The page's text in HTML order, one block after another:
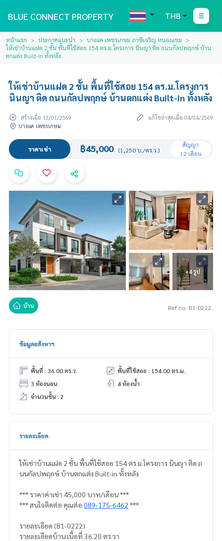
BLUE CONNECT PROPERTY THB
หน้าแรก ประกาศแนะนำ
บางแค เพชรเกษม ภาษีเจริญ หนองแขม
ให้เช่าบ้านแฝด 2 ชั้น พื้นที่ใช้สอย 154 ตร.ม.โครงการ นินญา ติด ถนนกัลปพฤกษ์ บ้าน
ตกแต่ง Built-in ทั้งหลัง
ให้เช่าบ้านแฝด 2 ชั้น พื้นที่ใช้สอย 154 ตร.ม.โครงการ
นินญา ติด ถนนกัลปพฤกษ์ บ้านตกแต่ง Built-in ทั้งหลัง
สร้างเมื่อ 13/01/2569
แก้ไขล่าสุดเมื่อ 04/04/2569
บางแค เพชรเกษม
ราคาเช่า ฿45,000 (1,250 บ./ตร.ว.)
สัญญา
12 เดือน
+4 รูป
บ้าน Ref no. B1-0222.
ข้อมูลอสังหาฯ
พื้นที่ : 36.00 ตร.ว.
พื้นที่ใช้สอย : 154.00 ตร.ม.
3 ห้องนอน
4 ห้องน้ำ
จำนวนชั้น : 2
รายละเอียด
ให้เช่าบ้านแฝด 2 ชั้น พื้นที่ใช้สอย 154 ตร.ม.โครงการ นินญา ติด ถ
นนกัลปพฤกษ์ บ้านตกแต่ง Built-in ทั้งหลัง
*** ราคาค่าเช่า 45,000 บาท/เดือน ***
*** สนใจติดต่อ คุณต่อ 089-175-6462 ***
รายละเอียด (B1-0222)
รายละเอียดบ้าน:เนื้อที่ 36.20 ตร.วา